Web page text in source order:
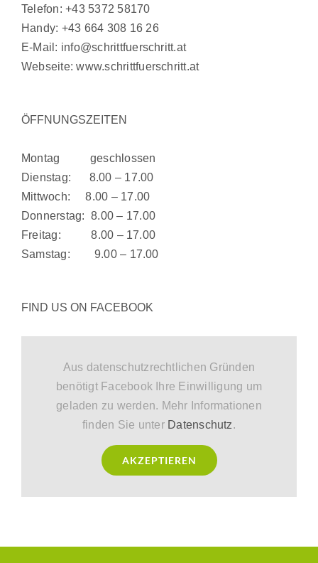
Telefon:+43 5372 58170
Handy: +43 664 308 16 26
E-Mail: info@schrittfuerschritt.at
Webseite:www.schrittfuerschritt.at
ÖFFNUNGSZEITEN
Montag geschlossen
Dienstag: 8.00 – 17.00
Mittwoch: 8.00 – 17.00
Donnerstag: 8.00 – 17.00
Freitag: 8.00 – 17.00
Samstag: 9.00 – 17.00
FIND US ON FACEBOOK
Aus datenschutzrechtlichen Gründen
benötigt Facebook Ihre Einwilligung um
geladen zu werden. Mehr Informationen
finden Sie unter Datenschutz.
AKZEPTIEREN